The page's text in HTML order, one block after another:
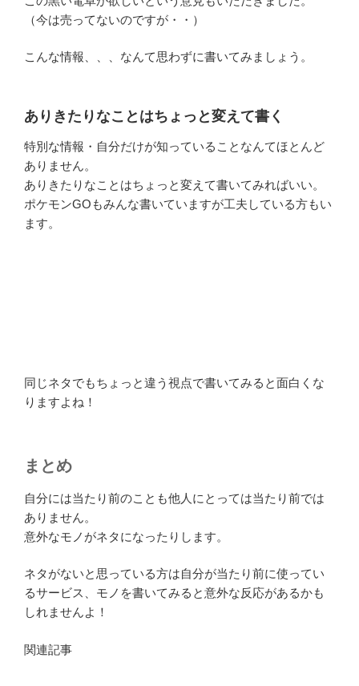
（今は売ってないのですが・・）
こんな情報、、、なんて思わずに書いてみましょう。
ありきたりなことはちょっと変えて書く
特別な情報・自分だけが知っていることなんてほとんど
ありません。
ありきたりなことはちょっと変えて書いてみればいい。
ポケモンGOもみんな書いていますが工夫している方もい
ます。
同じネタでもちょっと違う視点で書いてみると面白くな
りますよね！
まとめ
自分には当たり前のことも他人にとっては当たり前では
ありません。
意外なモノがネタになったりします。
ネタがないと思っている方は自分が当たり前に使ってい
るサービス、モノを書いてみると意外な反応があるかも
しれませんよ！
関連記事